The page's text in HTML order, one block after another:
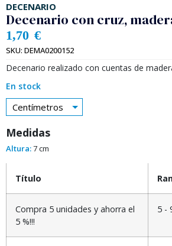
DECENARIO
Decenario con cruz,
1,70 €
SKU: DEMA0200152
Decenario realizado con cuentas de
En stock
Centímetros
Medidas
Altura:7 cm
Título
Compra 5 unidades y ahorra el
5 %!!!
5 -